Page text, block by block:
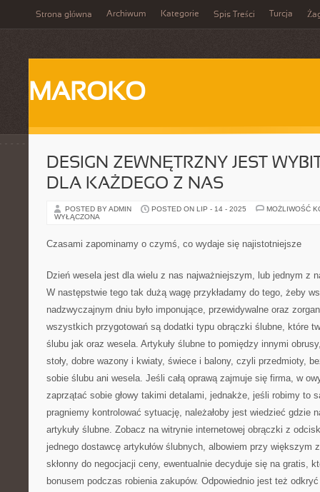
Strona główna Archiwum Kategorie Spis Treści Turcja
MAROKO
DESIGN ZEWNĘTRZNY JEST
DLA KAŻDEGO Z NAS
POSTED BY ADMIN POSTED ON LIP - 14 - 2025
MOŻLIWOŚĆ
WYŁĄCZONA
Czasami zapominamy o czymś, co wydaje się najistotniejsze
Dzień wesela jest dla wielu z nas najważniejszym, lub jednym z
W następstwie tego tak dużą wagę przykładamy do tego, żeby
nadzwyczajnym dniu było imponujące, przewidywalne oraz
wszystkich przygotowań są dodatki typu obrączki ślubne, które
ślubu jak oraz wesela. Artykuły ślubne to pomiędzy innymi
stoły, dobre wazony i kwiaty, świece i balony, czyli przedmioty,
sobie ślubu ani wesela. Jeśli całą oprawą zajmuje się firma, w
zaprzątać sobie głowy takimi detalami, jednakże, jeśli robimy to
pragniemy kontrolować sytuację, należałoby jest wiedzieć gdzie
artykuły ślubne. Zobacz na witrynie internetowej obrączki z
jednego dostawcę artykułów ślubnych, albowiem przy większym
skłonny do negocjacji ceny, ewentualnie decyduje się na gratis,
bonusem podczas robienia zakupów. Odpowiednio jest też